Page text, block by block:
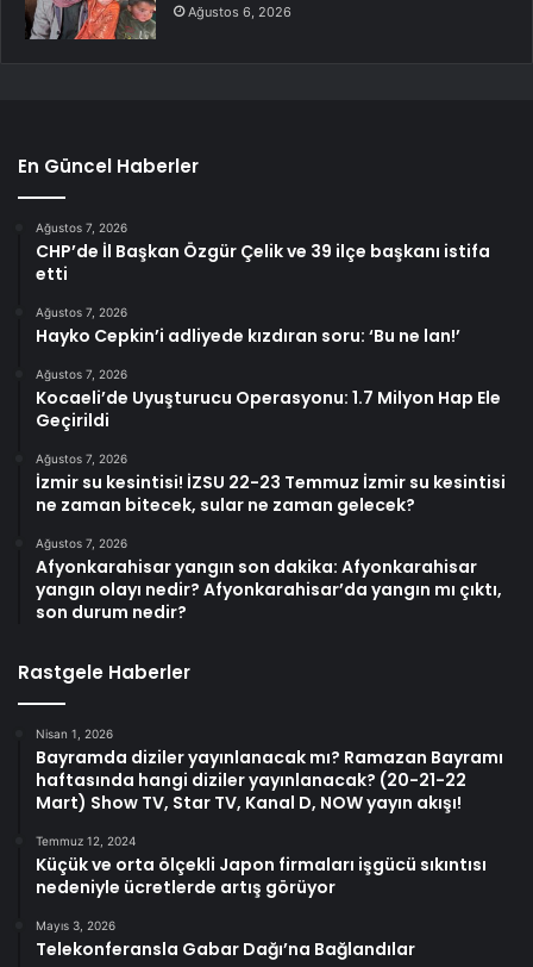
Ağustos 6, 2026
En Güncel Haberler
Ağustos 7, 2026
CHP’de İl Başkan Özgür Çelik ve 39 ilçe başkanı istifa
etti
Ağustos 7, 2026
Hayko Cepkin’i adliyede kızdıran soru: ‘Bu ne lan!’
Ağustos 7, 2026
Kocaeli’de Uyuşturucu Operasyonu: 1.7 Milyon Hap Ele
Geçirildi
Ağustos 7, 2026
İzmir su kesintisi! İZSU 22-23 Temmuz İzmir su kesintisi
ne zaman bitecek, sular ne zaman gelecek?
Ağustos 7, 2026
Afyonkarahisar yangın son dakika: Afyonkarahisar
yangın olayı nedir? Afyonkarahisar’da yangın mı çıktı,
son durum nedir?
Rastgele Haberler
Nisan 1, 2026
Bayramda diziler yayınlanacak mı? Ramazan Bayramı
haftasında hangi diziler yayınlanacak? (20-21-22
Mart) Show TV, Star TV, Kanal D, NOW yayın akışı!
Temmuz 12, 2024
Küçük ve orta ölçekli Japon firmaları işgücü sıkıntısı
nedeniyle ücretlerde artış görüyor
Mayıs 3, 2026
Telekonferansla Gabar Dağı’na Bağlandılar